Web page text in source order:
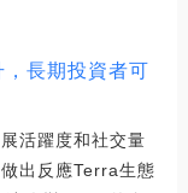
長期投資者可
活躍度和社交量
出反應Terra生態